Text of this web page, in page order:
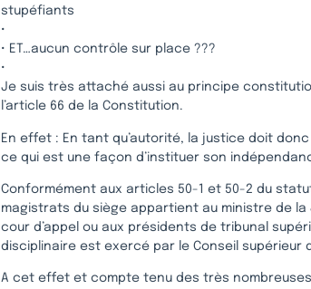
stupéfiants
•
• ET…aucun contrôle sur place ???
•
Je suis très attaché aussi au principe
l’article 66 de la Constitution.
En effet : En tant qu’autorité, la justice doit
ce qui est une façon d’instituer son
Conformément aux articles 50-1 et 50-2 du
magistrats du siège appartient au ministre de
cour d’appel ou aux présidents de tribunal
disciplinaire est exercé par le Conseil supérieur
A cet effet et compte tenu des très